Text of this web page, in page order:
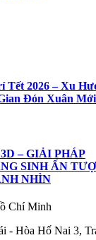
Tết 2026 – Xu
Đón Xuân Mới
– GIẢI PHÁP
SINH ẤN
NHÌN
Chí Minh
- Hòa Hố Nai 3,